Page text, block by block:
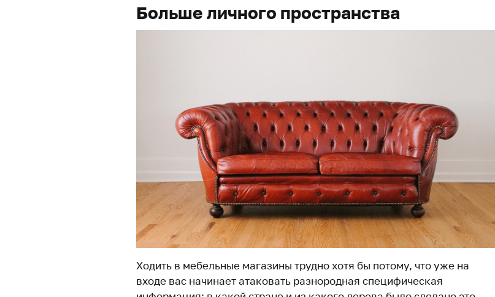
Больше личного пространства
Ходить в мебельные магазины трудно хотя бы потому, что уже на
входе вас начинает атаковать разнородная специфическая